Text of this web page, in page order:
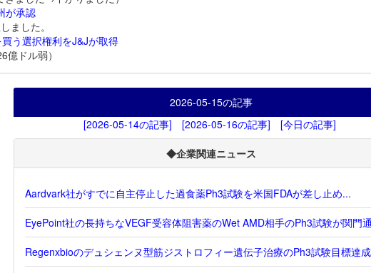
が承認
した。
う選択権利をJ&Jが取得
ドル弱）
2026-05-15の記事
[2026-05-14の記事]
[2026-05-16の記事] [今日の記事]
◆企業関連ニュース
Aardvark社がすでに自主停止した過食薬Ph3試験を米国FDAが差し止め...
EyePoint社の長持ちなVEGF受容体阻害薬のWet AMD相手のPh3試験が関門
Regenxbioのデュシェンヌ型筋ジストロフィー遺伝子治療のPh3試験目標達